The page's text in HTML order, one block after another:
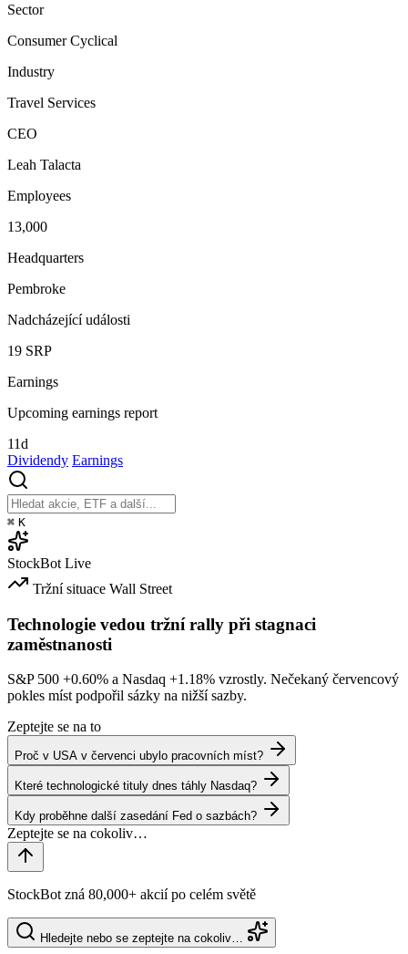
Sector
Consumer Cyclical
Industry
Travel Services
CEO
Leah Talacta
Employees
13,000
Headquarters
Pembroke
Nadcházející události
19 SRP
Earnings
Upcoming earnings report
11d
Dividendy Earnings
⌘ K
StockBot Live
Tržní situace Wall Street
Technologie vedou tržní rally při stagnaci
zaměstnanosti
S&P 500 +0.60% a Nasdaq +1.18% vzrostly. Nečekaný červencový
pokles míst podpořil sázky na nižší sazby.
Zeptejte se na to
Proč v USA v červenci ubylo pracovních míst?
Které technologické tituly dnes táhly Nasdaq?
Kdy proběhne další zasedání Fed o sazbách?
StockBot zná 80,000+ akcií po celém světě
Hledejte nebo se zeptejte na cokoliv…